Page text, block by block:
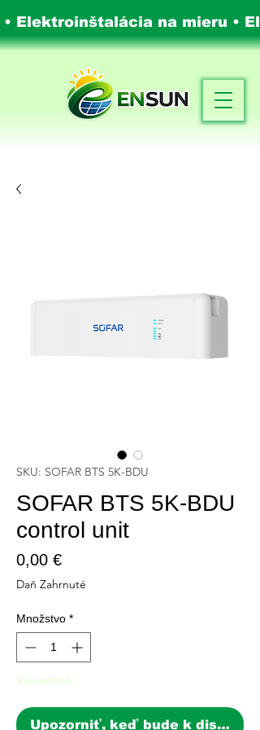
Elektroinštalácia na mieru •
SKU: SOFAR BTS 5K-BDU
SOFAR BTS 5K-BDU
control unit
0,00 €Price
Daň Zahrnuté
Množstvo *
Vypredané
Upozorniť, keď bude k dispozícii